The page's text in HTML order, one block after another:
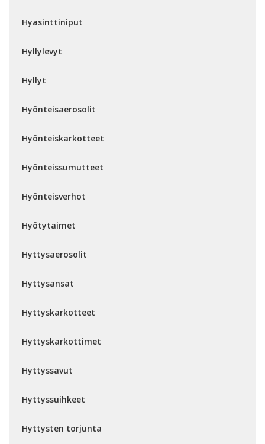
Hyasinttiniput
Hyllylevyt
Hyllyt
Hyönteisaerosolit
Hyönteiskarkotteet
Hyönteissumutteet
Hyönteisverhot
Hyötytaimet
Hyttysaerosolit
Hyttysansat
Hyttyskarkotteet
Hyttyskarkottimet
Hyttyssavut
Hyttyssuihkeet
Hyttysten torjunta